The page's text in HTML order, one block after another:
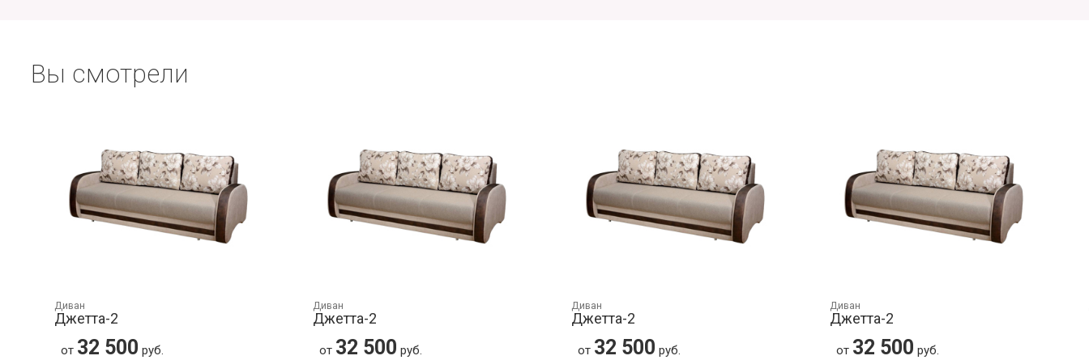
Вы смотрели
Диван
Джетта-2
от 32 500 руб.
Диван
Джетта-2
от 32 500 руб.
Диван
Джетта-2
от 32 500 руб.
Диван
Джетта-2
от 32 500 руб.